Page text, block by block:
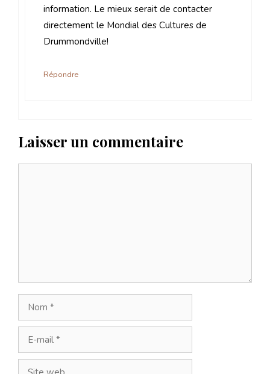
information. Le mieux serait de contacter
directement le Mondial des Cultures de
Drummondville!
Répondre
Laisser un commentaire
Nom
mail
Site